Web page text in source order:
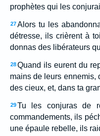
prophètes qui les
27 Alors tu les
détresse, ils crièrent à
donnas des libérateurs
28 Quand ils eurent du
mains de leurs ennemis,
des cieux, et, dans ta
29 Tu les conjuras de
commandements, ils
une épaule rebelle, ils